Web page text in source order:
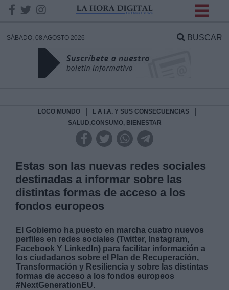
SÁBADO, 08 AGOSTO 2026 BUSCAR
LOCO MUNDO L A I.A. Y SUS CONSECUENCIAS
SALUD,CONSUMO, BIENESTAR
Estas son las nuevas redes sociales
destinadas a informar sobre las
distintas formas de acceso a los
fondos europeos
El Gobierno ha puesto en marcha cuatro nuevos
perfiles en redes sociales (Twitter, Instagram,
Facebook Y LinkedIn) para facilitar información a
los ciudadanos sobre el Plan de Recuperación,
Transformación y Resiliencia y sobre las distintas
formas de acceso a los fondos europeos
#NextGenerationEU.
DATOS
Responsable:
Destinatarios: